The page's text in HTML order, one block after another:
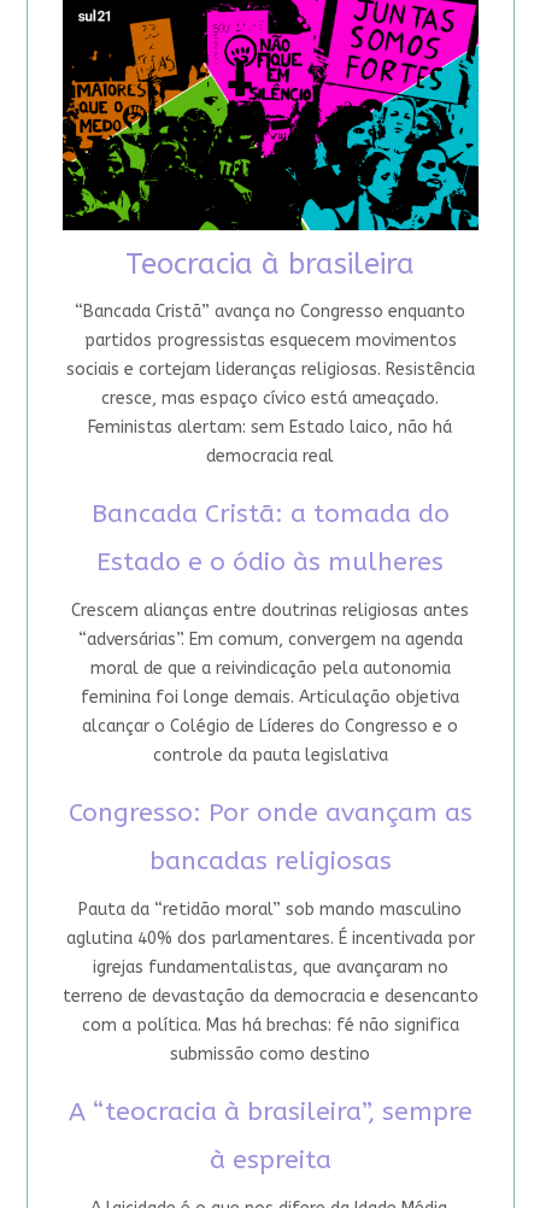
Teocracia à brasileira
“Bancada Cristã” avança no Congresso enquanto
partidos progressistas esquecem movimentos
sociais e cortejam lideranças religiosas. Resistência
cresce, mas espaço cívico está ameaçado.
Feministas alertam: sem Estado laico, não há
democracia real
Bancada Cristã: a tomada do
Estado e o ódio às mulheres
Crescem alianças entre doutrinas religiosas antes
“adversárias”. Em comum, convergem na agenda
moral de que a reivindicação pela autonomia
feminina foi longe demais. Articulação objetiva
alcançar o Colégio de Líderes do Congresso e o
controle da pauta legislativa
Congresso: Por onde avançam as
bancadas religiosas
Pauta da “retidão moral” sob mando masculino
aglutina 40% dos parlamentares. É incentivada por
igrejas fundamentalistas, que avançaram no
terreno de devastação da democracia e desencanto
com a política. Mas há brechas: fé não significa
submissão como destino
A “teocracia à brasileira”, sempre
à espreita